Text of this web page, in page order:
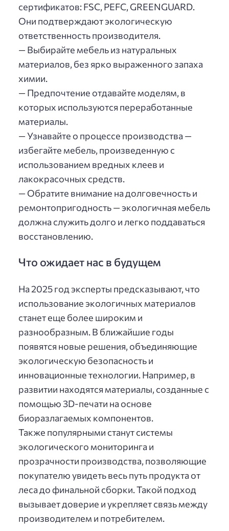
сертификатов: FSC, PEFC, GREENGUARD.
Они подтверждают экологическую
ответственность производителя.
— Выбирайте мебель из натуральных
материалов, без ярко выраженного запаха
химии.
— Предпочтение отдавайте моделям, в
которых используются переработанные
материалы.
— Узнавайте о процессе производства —
избегайте мебель, произведенную с
использованием вредных клеев и
лакокрасочных средств.
— Обратите внимание на долговечность и
ремонтопригодность — экологичная мебель
должна служить долго и легко поддаваться
восстановлению.
Что ожидает нас в будущем
На 2025 год эксперты предсказывают, что
использование экологичных материалов
станет еще более широким и
разнообразным. В ближайшие годы
появятся новые решения, объединяющие
экологическую безопасность и
инновационные технологии. Например, в
развитии находятся материалы, созданные с
помощью 3D-печати на основе
биоразлагаемых компонентов.
Также популярными станут системы
экологического мониторинга и
прозрачности производства, позволяющие
покупателю увидеть весь путь продукта от
леса до финальной сборки. Такой подход
вызывает доверие и укрепляет связь между
производителем и потребителем.